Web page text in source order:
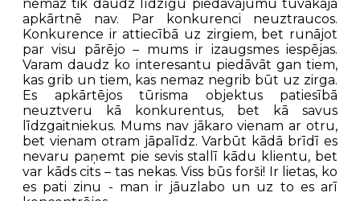
nemaz tik daudz līdzīgu piedāvājumu tuvākajā
apkārtnē nav. Par konkurenci neuztraucos.
Konkurence ir attiecībā uz zirgiem, bet runājot
par visu pārējo – mums ir izaugsmes iespējas.
Varam daudz ko interesantu piedāvāt gan tiem,
kas grib un tiem, kas nemaz negrib būt uz zirga.
Es apkārtējos tūrisma objektus patiesībā
neuztveru kā konkurentus, bet kā savus
līdzgaitniekus. Mums nav jākaro vienam ar otru,
bet vienam otram jāpalīdz. Varbūt kādā brīdī es
nevaru paņemt pie sevis stallī kādu klientu, bet
var kāds cits – tas nekas. Viss būs forši! Ir lietas, ko
es pati zinu - man ir jāuzlabo un uz to es arī